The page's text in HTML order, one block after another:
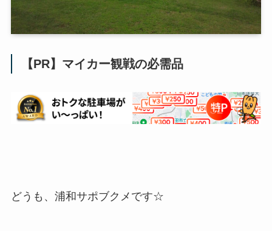
【PR】マイカー観戦の必需品
どうも、浦和サポブクメです☆